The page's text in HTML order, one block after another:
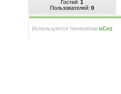
Гостей: 1
Пользователей: 0
Используются технологии uCoz